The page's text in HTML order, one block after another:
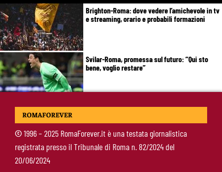
Brighton-Roma: dove vedere l’amichevole in tv
e streaming, orario e probabili formazioni
Svilar-Roma, promessa sul futuro: “Qui sto
bene, voglio restare”
Castro-Roma, messaggio Scudetto: “Non sono
ROMAFOREVER
©1996 – 2025 RomaForever.it è una testata giornalistica
registrata presso il Tribunale di Roma n. 82/2024 del
20/06/2024